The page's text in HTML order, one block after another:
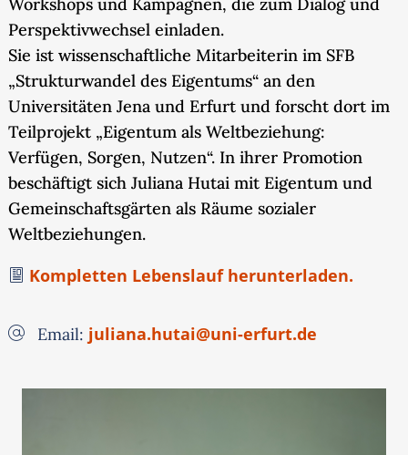
Perspektivwechsel einladen.
Sie ist wissenschaftliche Mitarbeiterin im SFB
„Strukturwandel des Eigentums“ an den
Universitäten Jena und Erfurt und forscht dort im
Teilprojekt „Eigentum als Weltbeziehung:
Verfügen, Sorgen, Nutzen“. In ihrer Promotion
beschäftigt sich Juliana Hutai mit Eigentum und
Gemeinschaftsgärten als Räume sozialer
Weltbeziehungen.
Kompletten Lebenslauf herunterladen.
Email: juliana.hutai@uni-erfurt.de